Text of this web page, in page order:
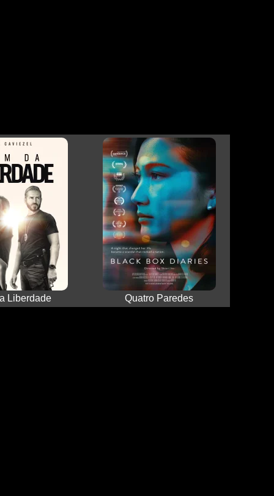
Liberdade Quatro Paredes